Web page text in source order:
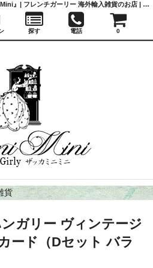
貨
ンガリー ヴィンテージ
ード（Dセット バラ
フランス雑貨・輸入雑貨『Zakka MiniMini』| フレンチガーリー 海外輸入雑貨のお店 | かわいい雑貨 | 蚤の市 | アンティーク
探す 電話 0